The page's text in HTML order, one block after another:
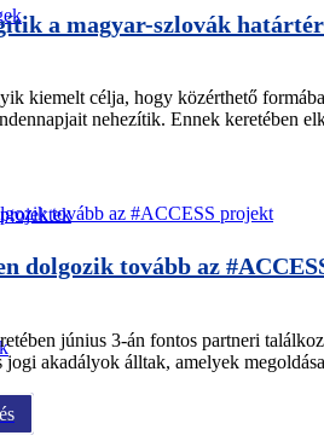
a magyar-szlovák
kiemelt célja, hogy közérthető
nehezítik. Ennek keretében
dolgozik tovább az
június 3-án fontos partneri
jogi akadályok álltak, amelyek